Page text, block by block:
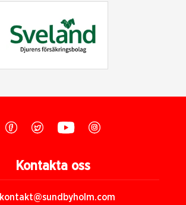
Kontakta oss
kontakt@sundbyholm.com